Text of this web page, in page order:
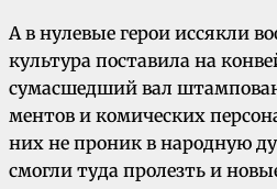
А в нулевые герои иссякли
культура поставила на
сумасшедший вал
ментов и комических
них не проник в народную
смогли туда пролезть и